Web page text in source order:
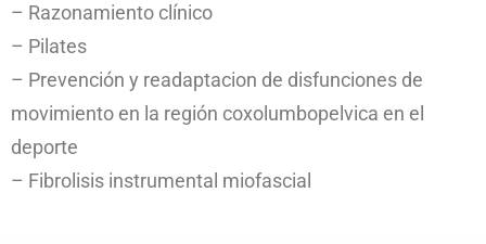
– Razonamiento clínico
– Pilates
– Prevención y readaptacion de disfunciones de
movimiento en la región coxolumbopelvica en el
deporte
– Fibrolisis instrumental miofascial